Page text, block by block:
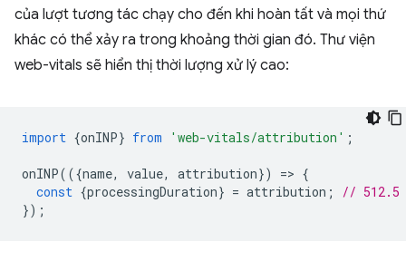
của lượt tương tác chạy cho đến khi hoàn tất và mọi thứ
khác có thể xảy ra trong khoảng thời gian đó. Thư viện
web-vitals sẽ hiển thị thời lượng xử lý cao:
import {onINP} from 'web-vitals/attribution' ;
onINP(({name, value, attribution}) => {
const {processingDuration} = attribution ;
// 512.5
});